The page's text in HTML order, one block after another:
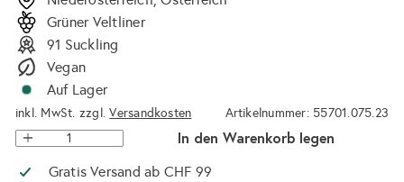
Grüner Veltliner
91 Suckling
Vegan
Auf Lager
inkl. MwSt. zzgl.Versandkosten Artikelnummer: 55701.075.23
In den Warenkorb legen
Gratis Versand ab CHF 99